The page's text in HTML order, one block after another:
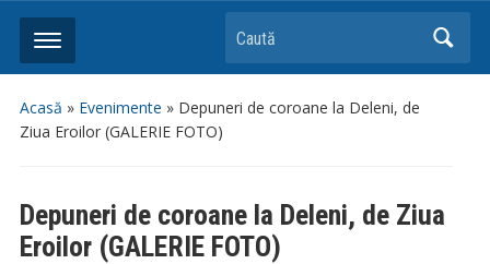
Caută
Acasă » Evenimente » Depuneri de coroane la Deleni, de
Ziua Eroilor (GALERIE FOTO)
Depuneri de coroane la Deleni, de Ziua
Eroilor (GALERIE FOTO)